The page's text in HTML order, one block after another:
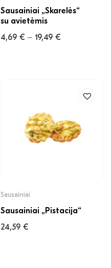
Sausainiai „Skarelės“
su avietėmis
4,69 € – 19,49 €
Sausainiai
Sausainiai „Pistacija“
24,59 €